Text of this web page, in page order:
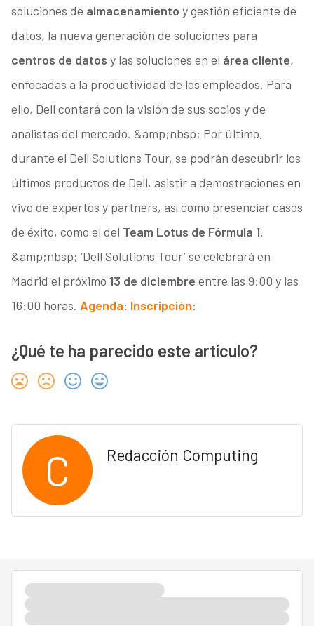
soluciones de almacenamiento y gestión eficiente de
datos, la nueva generación de soluciones para
centros de datos y las soluciones en el área cliente,
enfocadas a la productividad de los empleados. Para
ello, Dell contará con la visión de sus socios y de
analistas del mercado. &amp;nbsp; Por último,
durante el Dell Solutions Tour, se podrán descubrir los
últimos productos de Dell, asistir a demostraciones en
vivo de expertos y partners, así como presenciar casos
de éxito, como el del Team Lotus de Fórmula 1.
&amp;nbsp; ‘Dell Solutions Tour’ se celebrará en
Madrid el próximo 13 de diciembre entre las 9:00 y las
16:00 horas. Agenda: Inscripción:
¿Qué te ha parecido este artículo?
C Redacción Computing